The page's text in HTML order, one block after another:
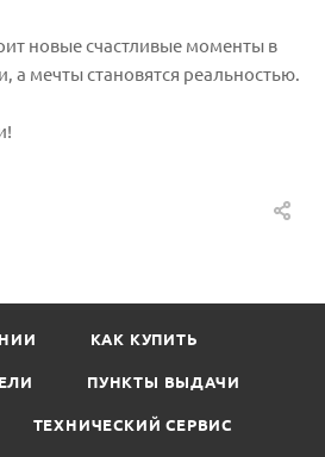
новые счастливые моменты в
а мечты становятся реальностью.
КАК КУПИТЬ
ПУНКТЫ ВЫДАЧИ
ТЕХНИЧЕСКИЙ СЕРВИС